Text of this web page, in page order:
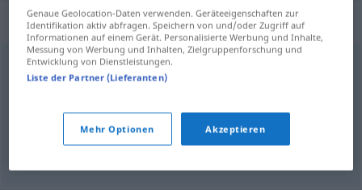
Synonyme für "darbringen"
vermitteln,konkretisieren,
Genaue Geolocation-Daten verwenden. Geräteeigenschaften zur
Identifikation aktiv abfragen. Speichern von und/oder Zugriff auf
Informationen auf einem Gerät. Personalisierte Werbung und Inhalte,
Messung von Werbung und Inhalten, Zielgruppenforschung und
Entwicklung von Dienstleistungen.
Liste der Partner (Lieferanten)
Mehr Optionen Akzeptieren